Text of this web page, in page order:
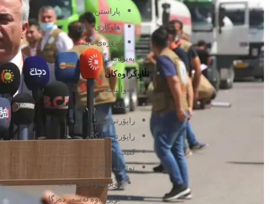
پاراستن
هاوکاری کاش
پرۆژەی تایبەت
پەیوەندی
بڵاوکراوەکان
هەواڵنامە
نامیلکە
راپۆرتی ساڵ
راپۆرتی مانگانە
کتێب
توێژینەوەکان
توێژینەوەکانی BCF​
توێژینەوە لەسەر دەزگا